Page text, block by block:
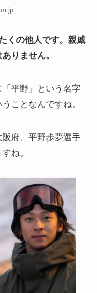
くの他人です。親戚
りません。
平野」という名字
ことなんですね。
府、平野歩夢選手
ね。